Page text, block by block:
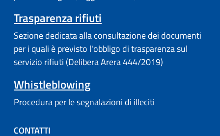
Trasparenza rifiuti
Sezione dedicata alla consultazione dei documenti
per i quali è previsto l'obbligo di trasparenza sul
servizio rifiuti (Delibera Arera 444/2019)
Whistleblowing
Procedura per le segnalazioni di illeciti
CONTATTI